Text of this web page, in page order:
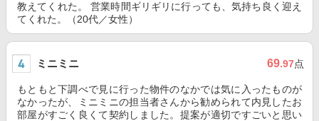
教えてくれた。 営業時間ギリギリに行っても、気持ち良く迎え
てくれた。（20代／女性）
ミニミニ 69.97点
もともと下調べで見に行った物件のなかでは気に入ったものが
なかったが、ミニミニの担当者さんから勧められて内見したお
部屋がすごく良くて契約しました。提案が適切ですごいと思い